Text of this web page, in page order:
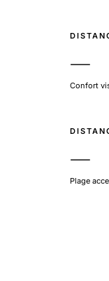
—
Confort
—
Plage